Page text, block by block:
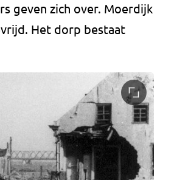
geven zich over. Moerdijk
Het dorp bestaat